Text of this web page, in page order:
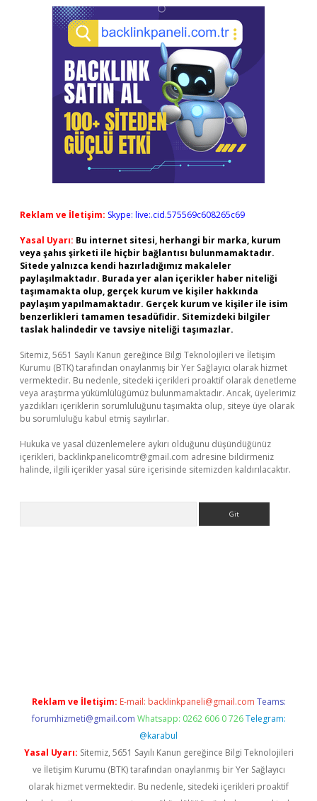
Reklam ve İletişim: Skype: live:.cid.575569c608265c69
Yasal Uyarı: Bu internet sitesi, herhangi bir marka, kurum
veya şahıs şirketi ile hiçbir bağlantısı bulunmamaktadır.
Sitede yalnızca kendi hazırladığımız makaleler
paylaşılmaktadır. Burada yer alan içerikler haber niteliği
taşımamakta olup, gerçek kurum ve kişiler hakkında
paylaşım yapılmamaktadır. Gerçek kurum ve kişiler ile isim
benzerlikleri tamamen tesadüfidir. Sitemizdeki bilgiler
taslak halindedir ve tavsiye niteliği taşımazlar.
Sitemiz, 5651 Sayılı Kanun gereğince Bilgi Teknolojileri ve İletişim
Kurumu (BTK) tarafından onaylanmış bir Yer Sağlayıcı olarak hizmet
vermektedir. Bu nedenle, sitedeki içerikleri proaktif olarak denetleme
veya araştırma yükümlülüğümüz bulunmamaktadır. Ancak, üyelerimiz
yazdıkları içeriklerin sorumluluğunu taşımakta olup, siteye üye olarak
bu sorumluluğu kabul etmiş sayılırlar.
Hukuka ve yasal düzenlemelere aykırı olduğunu düşündüğünüz
içerikleri, backlinkpanelicomtr@gmail.com adresine bildirmeniz
halinde, ilgili içerikler yasal süre içerisinde sitemizden kaldırılacaktır.
Reklam ve İletişim: E-mail: backlinkpaneli@gmail.com Teams:
forumhizmeti@gmail.com Whatsapp: 0262 606 0 726 Telegram:
@karabul
Yasal Uyarı: Sitemiz, 5651 Sayılı Kanun gereğince Bilgi Teknolojileri
ve İletişim Kurumu (BTK) tarafından onaylanmış bir Yer Sağlayıcı
olarak hizmet vermektedir. Bu nedenle, sitedeki içerikleri proaktif